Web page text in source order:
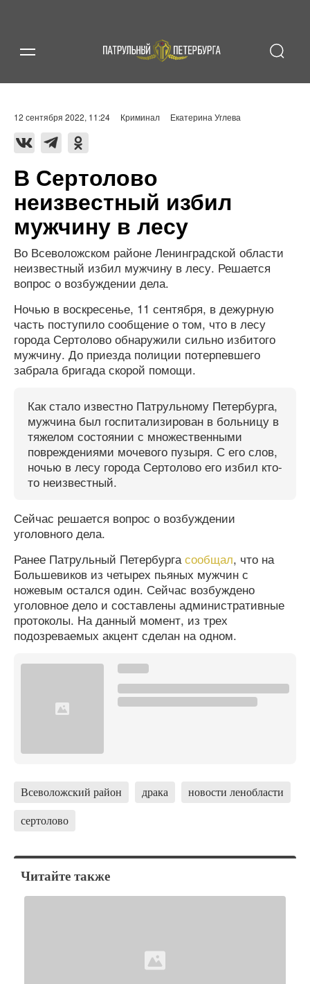
12 сентября 2022, 11:24 Криминал Екатерина Углева
В Сертолово
неизвестный избил
мужчину в лесу
Во Всеволожском районе Ленинградской области
неизвестный избил мужчину в лесу. Решается
вопрос о возбуждении дела.
Ночью в воскресенье, 11 сентября, в дежурную
часть поступило сообщение о том, что в лесу
города Сертолово обнаружили сильно избитого
мужчину. До приезда полиции потерпевшего
забрала бригада скорой помощи.
Как стало известно Патрульному Петербурга,
мужчина был госпитализирован в больницу в
тяжелом состоянии с множественными
повреждениями мочевого пузыря. С его слов,
ночью в лесу города Сертолово его избил кто-
то неизвестный.
Сейчас решается вопрос о возбуждении
уголовного дела.
Ранее Патрульный Петербургасообщал, что на
Большевиков из четырех пьяных мужчин с
ножевым остался один. Сейчас возбуждено
уголовное дело и составлены административные
протоколы. На данный момент, из трех
подозреваемых акцент сделан на одном.
Всеволожский район драка
новости ленобласти
сертолово
Читайте также